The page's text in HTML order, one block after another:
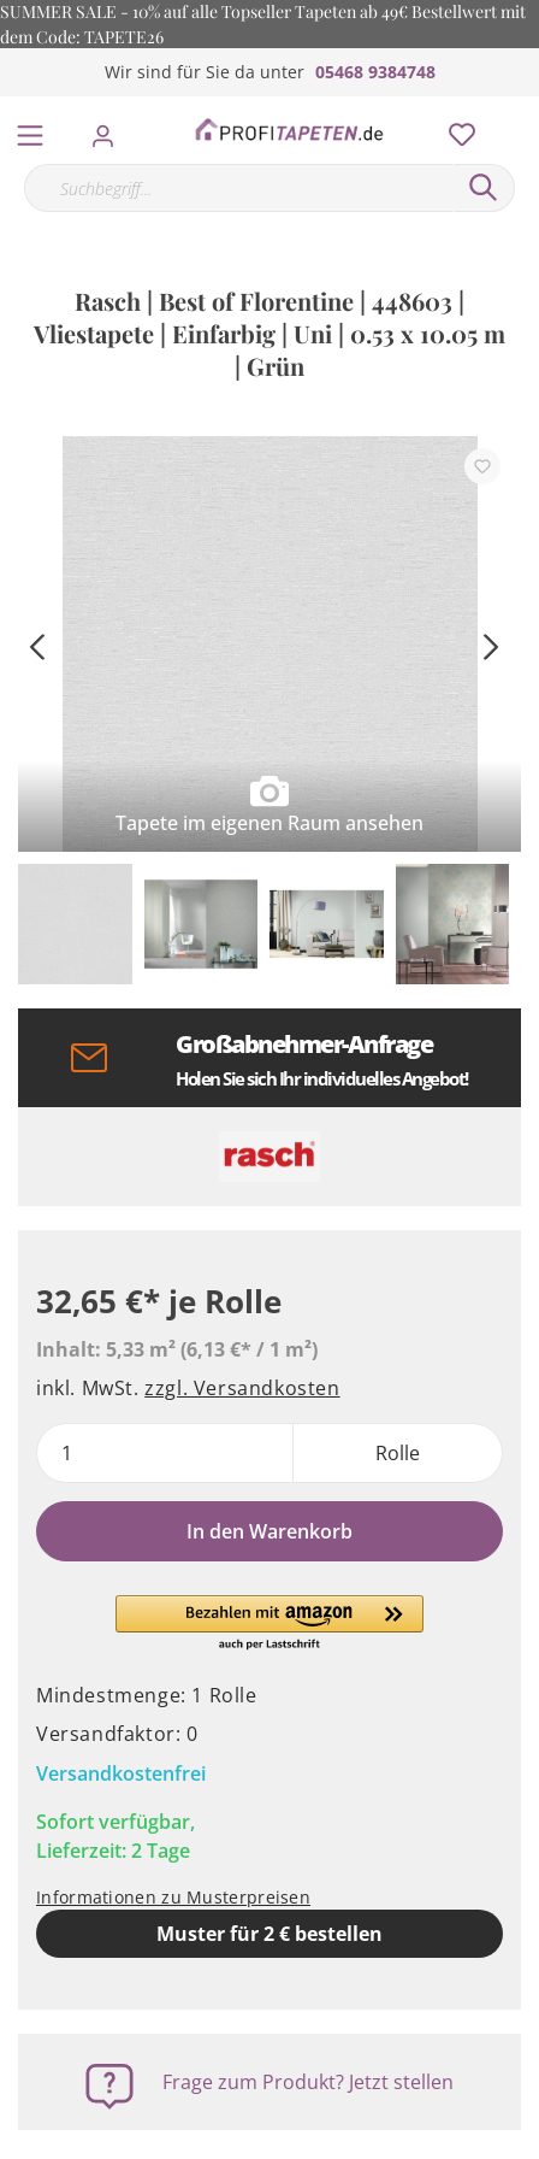
SUMMER SALE - 10% auf alle Topseller Tapeten ab 49€ Bestellwert mit
dem Code: TAPETE26
Wir sind für Sie da unter 05468 9384748
Rasch | Best of Florentine | 448603 |
Vliestapete | Einfarbig | Uni | 0.53 x 10.05 m
| Grün
Tapete im eigenen Raum ansehen
Großabnehmer-Anfrage
Holen Sie sich Ihr individuelles Angebot!
32,65 €* je Rolle
Inhalt: 5,33 m²(6,13 €* / 1 m²)
inkl. MwSt.zzgl. Versandkosten
Rolle
In den Warenkorb
Mindestmenge: 1 Rolle
Versandfaktor: 0
Versandkostenfrei
Sofort verfügbar,
Lieferzeit: 2 Tage
Informationen zu Musterpreisen
Muster für 2 € bestellen
Frage zum Produkt? Jetzt stellen